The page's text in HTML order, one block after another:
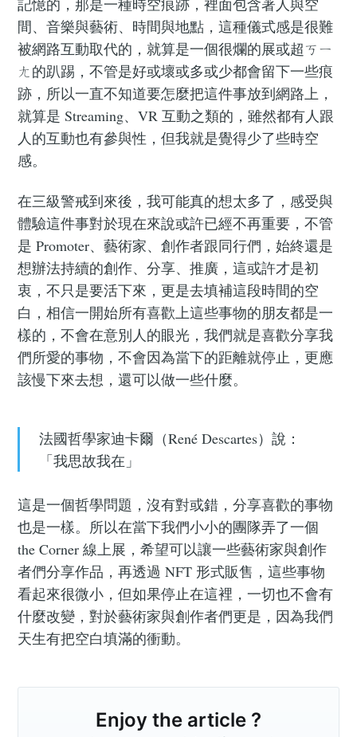
間、音樂與藝術、時間與地點，這種儀式感是很難
被網路互動取代的，就算是一個很爛的展或超ㄎㄧ
ㄤ的趴踢，不管是好或壞或多或少都會留下一些痕
跡，所以一直不知道要怎麼把這件事放到網路上，
就算是 Streaming、VR 互動之類的，雖然都有人跟
人的互動也有參與性，但我就是覺得少了些時空
感。
在三級警戒到來後，我可能真的想太多了，感受與
體驗這件事對於現在來說或許已經不再重要，不管
是 Promoter、藝術家、創作者跟同行們，始終還是
想辦法持續的創作、分享、推廣，這或許才是初
衷，不只是要活下來，更是去填補這段時間的空
白，相信一開始所有喜歡上這些事物的朋友都是一
樣的，不會在意別人的眼光，我們就是喜歡分享我
們所愛的事物，不會因為當下的距離就停止，更應
該慢下來去想，還可以做一些什麼。
法國哲學家迪卡爾（René Descartes）說：
「我思故我在」
這是一個哲學問題，沒有對或錯，分享喜歡的事物
也是一樣。所以在當下我們小小的團隊弄了一個
the Corner 線上展，希望可以讓一些藝術家與創作
者們分享作品，再透過 NFT 形式販售，這些事物
看起來很微小，但如果停止在這裡，一切也不會有
什麼改變，對於藝術家與創作者們更是，因為我們
天生有把空白填滿的衝動。
Enjoy the article ?